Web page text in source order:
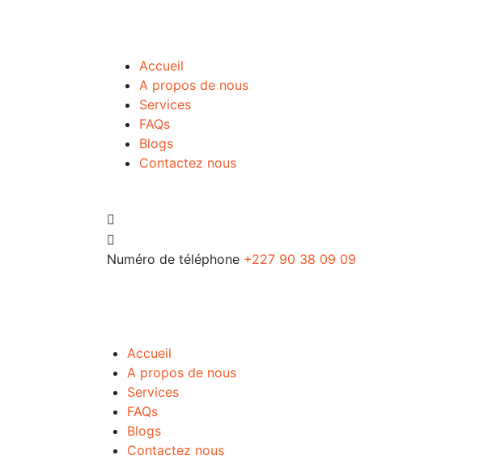
Accueil
A propos de nous
Services
FAQs
Blogs
Contactez nous
Numéro de téléphone +227 90 38 09 09
Accueil
A propos de nous
Services
FAQs
Blogs
Contactez nous